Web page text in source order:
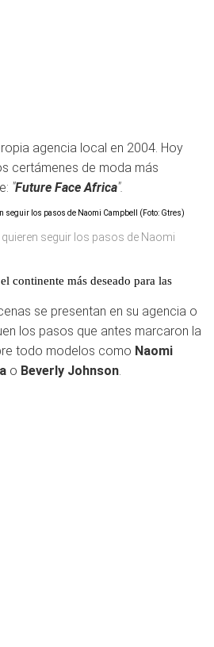
agencia local en 2004. Hoy
certámenes de moda más
"Future Face Africa".
seguir los pasos de Naomi
continente más deseado para las
se presentan en su agencia o
los pasos que antes marcaron la
todo modelos como Naomi
o Beverly Johnson.